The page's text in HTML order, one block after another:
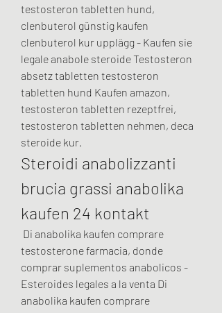
testosteron tabletten hund,
clenbuterol günstig kaufen
clenbuterol kur upplägg - Kaufen sie
legale anabole steroide Testosteron
absetz tabletten testosteron
tabletten hund Kaufen amazon,
testosteron tabletten rezeptfrei,
testosteron tabletten nehmen, deca
steroide kur.
Steroidi anabolizzanti
brucia grassi anabolika
kaufen 24 kontakt
testosterone farmacia, donde
comprar suplementos anabolicos -
Esteroides legales a la venta Di
anabolika kaufen comprare